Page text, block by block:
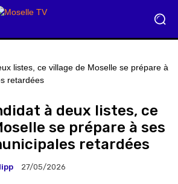
à deux listes, ce
se prépare à ses
retardées
27/05/2026